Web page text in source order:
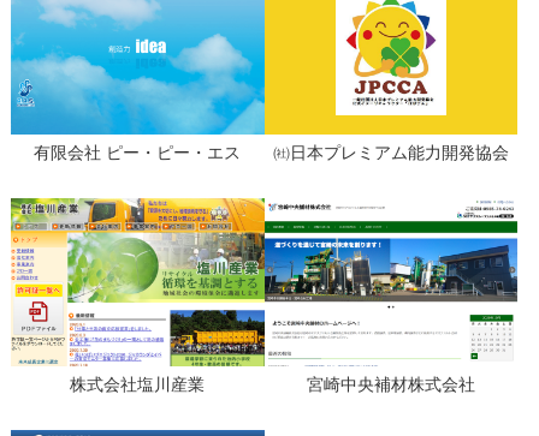
有限会社 ピー・ピー・エス ㈳日本プレミアム能力開発協会
株式会社塩川産業 宮崎中央補材株式会社